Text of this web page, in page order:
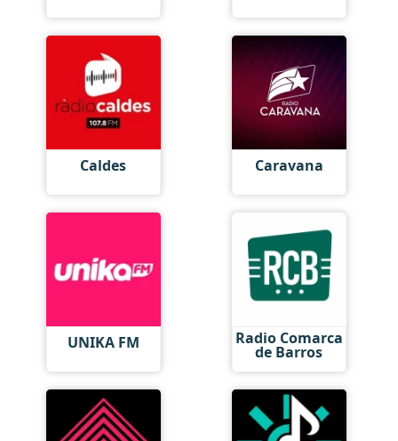
Caldes Caravana
UNIKA FM Radio Comarca
de Barros